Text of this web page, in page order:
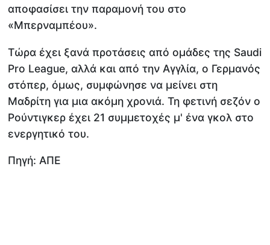
αποφασίσει την παραμονή του στο
«Μπερναμπέου».
Τώρα έχει ξανά προτάσεις από ομάδες της Saudi
Pro League, αλλά και από την Αγγλία, ο Γερμανός
στόπερ, όμως, συμφώνησε να μείνει στη
Μαδρίτη για μια ακόμη χρονιά. Τη φετινή σεζόν ο
Ρούντιγκερ έχει 21 συμμετοχές μ' ένα γκολ στο
ενεργητικό του.
Πηγή: ΑΠΕ